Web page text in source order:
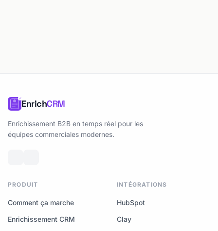
EnrichCRM
Enrichissement B2B en temps réel pour les
équipes commerciales modernes.
PRODUIT
Comment ça marche
Enrichissement CRM
INTÉGRATIONS
HubSpot
Clay